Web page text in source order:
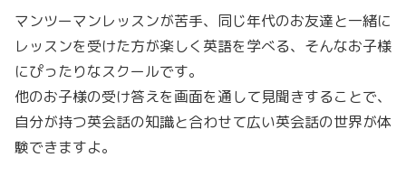
マンツーマンレッスンが苦手、同じ年代のお友達と一緒に
レッスンを受けた方が楽しく英語を学べる、そんなお子様
にぴったりなスクールです。
他のお子様の受け答えを画面を通して見聞きすることで、
自分が持つ英会話の知識と合わせて広い英会話の世界が体
験できますよ。